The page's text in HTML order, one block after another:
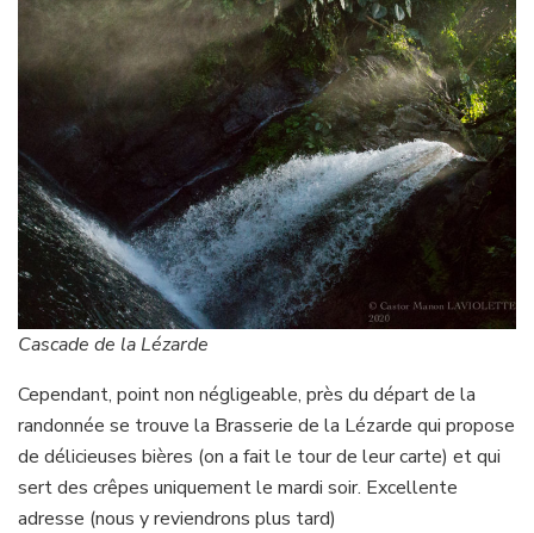
Cascade de la Lézarde
Cependant, point non négligeable, près du départ de la
randonnée se trouve la Brasserie de la Lézarde qui propose
de délicieuses bières (on a fait le tour de leur carte) et qui
sert des crêpes uniquement le mardi soir. Excellente
adresse (nous y reviendrons plus tard)